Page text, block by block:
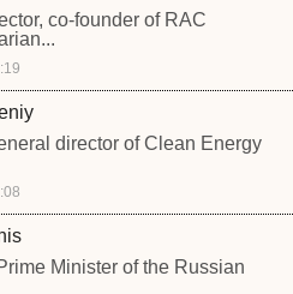
co-founder of RAC
director of Clean Energy
Minister of the Russian